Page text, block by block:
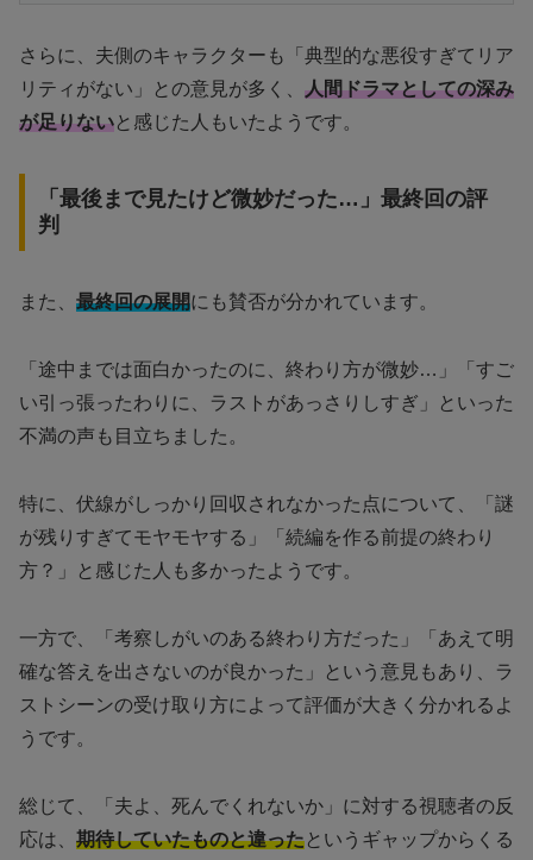
さらに、夫側のキャラクターも「典型的な悪役すぎてリア
リティがない」との意見が多く、 人間ドラマとしての深み
が足りないと感じた人もいたようです。
「最後まで見たけど微妙だった…」最終回の評
判
また、 最終回の展開にも賛否が分かれています。
「途中までは面白かったのに、終わり方が微妙…」「すご
い引っ張ったわりに、ラストがあっさりしすぎ」といった
不満の声も目立ちました。
特に、伏線がしっかり回収されなかった点について、「謎
が残りすぎてモヤモヤする」「続編を作る前提の終わり
方？」と感じた人も多かったようです。
一方で、「考察しがいのある終わり方だった」「あえて明
確な答えを出さないのが良かった」という意見もあり、ラ
ストシーンの受け取り方によって評価が大きく分かれるよ
うです。
総じて、「夫よ、死んでくれないか」に対する視聴者の反
応は、 期待していたものと違ったというギャップからくる